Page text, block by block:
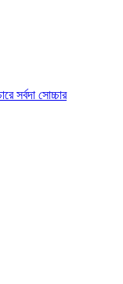
সর্বদা সোচ্চার